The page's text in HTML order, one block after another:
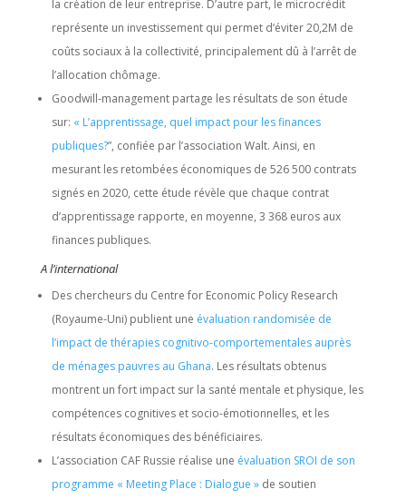
la création de leur entreprise. D’autre part, le microcrédit
représente un investissement qui permet d’éviter 20,2M de
coûts sociaux à la collectivité, principalement dû à l’arrêt de
l’allocation chômage.
Goodwill-management partage les résultats de son étude
sur: « L’apprentissage, quel impact pour les finances
publiques?”, confiée par l’association Walt. Ainsi, en
mesurant les retombées économiques de 526 500 contrats
signés en 2020, cette étude révèle que chaque contrat
d’apprentissage rapporte, en moyenne, 3 368 euros aux
finances publiques.
A l’international
Des chercheurs du Centre for Economic Policy Research
(Royaume-Uni) publient une évaluation randomisée de
l’impact de thérapies cognitivo-comportementales auprès
de ménages pauvres au Ghana. Les résultats obtenus
montrent un fort impact sur la santé mentale et physique, les
compétences cognitives et socio-émotionnelles, et les
résultats économiques des bénéficiaires.
L’association CAF Russie réalise une évaluation SROI de son
programme « Meeting Place : Dialogue »de soutien